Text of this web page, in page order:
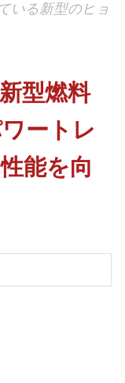
いる新型のヒョ
型燃料
ートレ
能を向